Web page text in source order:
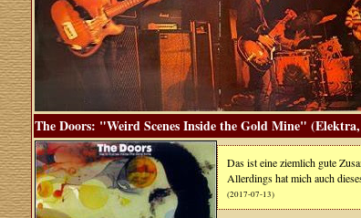
The Doors: "Weird Scenes Inside the Gold Mine"
Das ist eine ziemlich gute
Allerdings hat mich auch
(2017-07-13)